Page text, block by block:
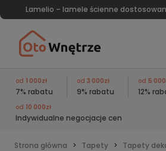
Lamelio – lamele ścienne
od 1 000zł
7% rabatu
od 3 000zł
9% rabatu
od 5
12%
od 10 000zł
Indywidualne negocjacje cen
Strona główna Tapety Tapety